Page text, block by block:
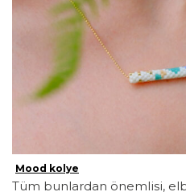
Mood kolye
Tüm bunlardan önemlisi,